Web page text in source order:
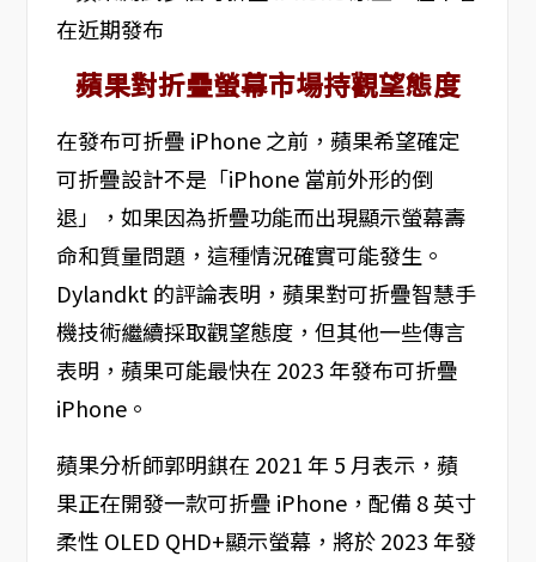
蘋果對折疊螢幕市場持觀望態度
在發布可折疊 iPhone 之前，蘋果希望確定
可折疊設計不是「iPhone 當前外形的倒
退」，如果因為折疊功能而出現顯示螢幕壽
命和質量問題，這種情況確實可能發生。
Dylandkt 的評論表明，蘋果對可折疊智慧手
機技術繼續採取觀望態度，但其他一些傳言
表明，蘋果可能最快在 2023 年發布可折疊
iPhone。
蘋果分析師郭明錤在 2021 年 5 月表示，蘋
果正在開發一款可折疊 iPhone，配備 8 英寸
柔性 OLED QHD+顯示螢幕，將於 2023 年發